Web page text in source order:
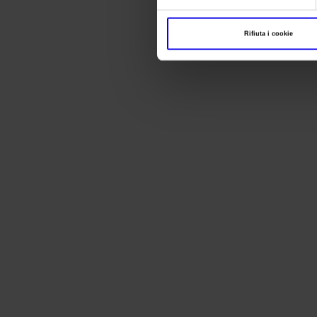
Rifiuta i cookie